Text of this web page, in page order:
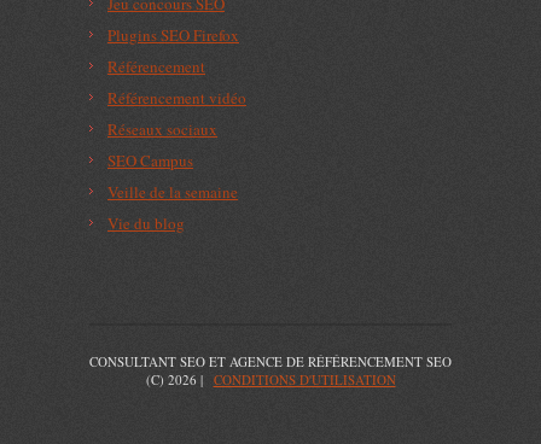
Plugins SEO Firefox
Référencement
Référencement vidéo
Réseaux sociaux
SEO Campus
Veille de la semaine
Vie du blog
CONSULTANT SEO ET AGENCE DE RÉFÉRENCEMENT SEO
(C) 2026 | CONDITIONS D'UTILISATION